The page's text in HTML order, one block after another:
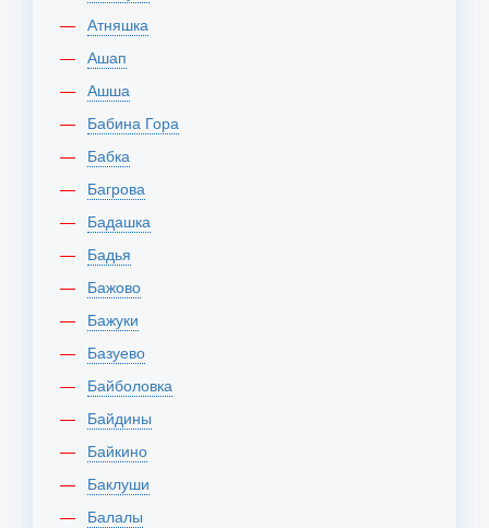
Атняшка
Ашап
Ашша
Бабина Гора
Бабка
Багрова
Бадашка
Бадья
Бажово
Бажуки
Базуево
Байболовка
Байдины
Байкино
Баклуши
Балалы